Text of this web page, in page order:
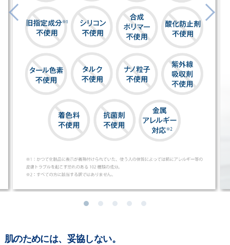
肌のためには、妥協しない。